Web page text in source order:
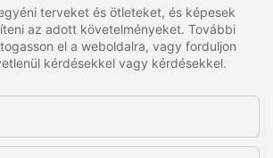
terveket és ötleteket, és képesek
az adott követelményeket. További
el a weboldalra, vagy forduljon
kérdésekkel vagy kérdésekkel.